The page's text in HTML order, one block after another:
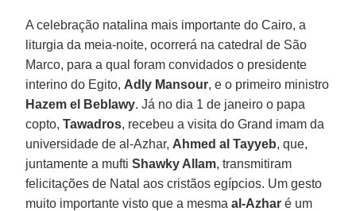
A celebração natalina mais importante do Cairo, a
liturgia da meia-noite, ocorrerá na catedral de São
Marco, para a qual foram convidados o presidente
interino do Egito, Adly Mansour, e o primeiro ministro
Hazem el Beblawy. Já no dia 1 de janeiro o papa
copto,Tawadros, recebeu a visita do Grand imam da
universidade de al-Azhar, Ahmed al Tayyeb, que,
juntamente a muftiShawky Allam, transmitiram
felicitações de Natal aos cristãos egípcios. Um gesto
muito importante visto que a mesmaal-Azhar é um